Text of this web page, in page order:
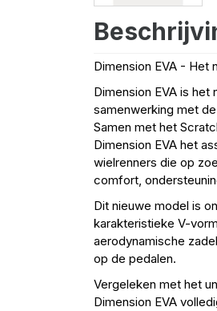
Dimension EVA - Het
Dimension EVA is
samenwerking met
Samen met het
Dimension EVA het
wielrenners die op
comfort,
Dit nieuwe model is
karakteristieke V-
aerodynamische
op de pedalen.
Vergeleken met het
Dimension EVA